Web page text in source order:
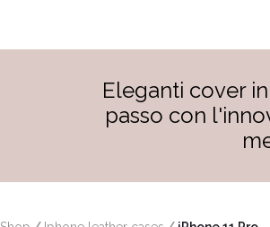
Eleganti cover
passo con